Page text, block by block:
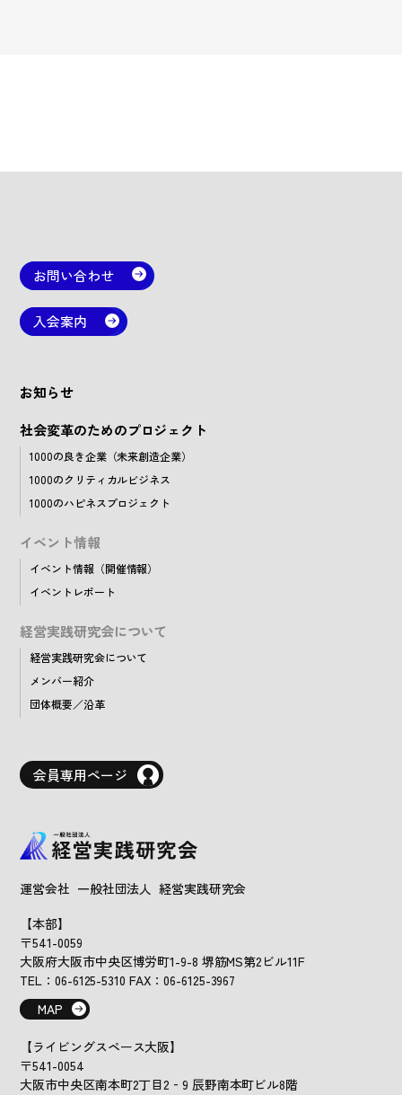
お問い合わせ
入会案内
お知らせ
社会変革のためのプロジェクト
1000の良き企業（未来創造企業）
1000のクリティカルビジネス
1000のハピネスプロジェクト
イベント情報
イベント情報（開催情報）
イベントレポート
経営実践研究会について
経営実践研究会について
メンバー紹介
団体概要／沿革
会員専用ページ
運営会社 一般社団法人 経営実践研究会
【本部】
〒541-0059
大阪府大阪市中央区博労町1-9-8 堺筋MS第2ビル11F
TEL：06-6125-5310 FAX：06-6125-3967
MAP
【ライビングスペース大阪】
〒541-0054
大阪市中央区南本町2丁目2‐9 辰野南本町ビル8階